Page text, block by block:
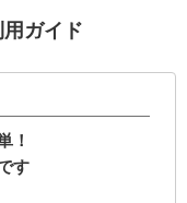
ガイド
！
す